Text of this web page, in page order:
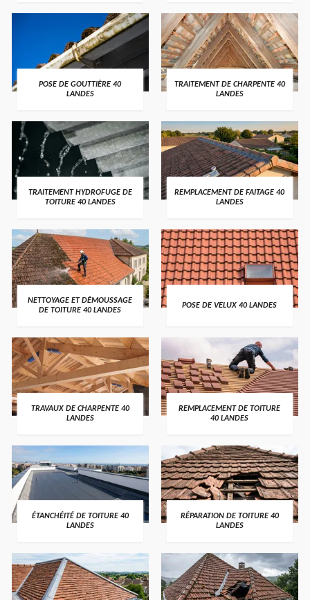
POSE DE GOUTTIÈRE 40
LANDES
TRAITEMENT DE CHARPENTE 40
LANDES
TRAITEMENT HYDROFUGE DE
TOITURE 40 LANDES
REMPLACEMENT DE FAITAGE 40
LANDES
NETTOYAGE ET DÉMOUSSAGE
DE TOITURE 40 LANDES
POSE DE VELUX 40 LANDES
TRAVAUX DE CHARPENTE 40
LANDES
REMPLACEMENT DE TOITURE
40 LANDES
ÉTANCHÉITÉ DE TOITURE 40
LANDES
RÉPARATION DE TOITURE 40
LANDES